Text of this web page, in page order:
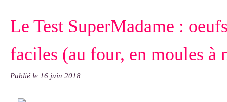
Le Test SuperMadame :
faciles (au four, en moules à
Publié le 16 juin 2018